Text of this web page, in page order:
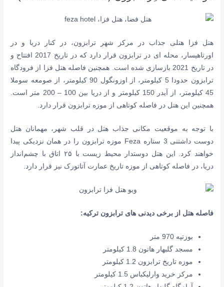
هتل فزا هتلی جذاب در مرکز شهر ترابزون، در کنار دریا و در
اورتاهیسار، محله ای در ترابزون قرار داردکه در تاریخ 2017افتتاح و
در تاریخ 2021
بازسازی شده است. همچنین فاصله هتل فزا از فرودگاه
ترابزون حدودا 5 کیلومتر، از
اوزونگول 90 کیلومتر، از صومعه سوملا
45 کیلومتر، از آیدر 150 کیلومتر و از دریا بین 100 – 200 متر
است.
همچنین این هتل در فاصله کوتاهی از موزه ترابزون قرار دارد.
با توجه به موقعیت مکانی جذاب هتل در قلب شهر، مهمانان هتل
دوست داشتنی 3 ستاره Feza موزه ترابزون را در همان نزدیکی پیدا
خواهند کرد.
این هتل دوستدار محیط زیست با ۲۵ اتاق با چشم‌انداز
دریا، در فاصله کوتاهی از موزه تاریخ عمارت آتاتورک نیز قرار دارد.
فاصله هتل از برخی دیدنی های ترابزون ترکیه:
بوزتپه 970 متر
مسجد گلبهار هاتون 1.8 کیلومتر
موزه تاریخ ترابزون 1.2 کیلومتر
مرکز خرید وارلیکباس 1.5 کیلومتر